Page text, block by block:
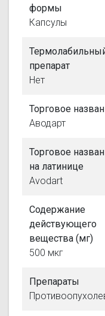
формы
Капсулы
препарат
Нет
Торговое
Аводарт
Торговое
на латинице
Avodart
Содержание
действующего
вещества (мг)
500 мкг
Препараты